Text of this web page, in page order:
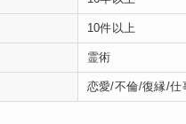
10件以上
霊術
恋愛/不倫/復縁/